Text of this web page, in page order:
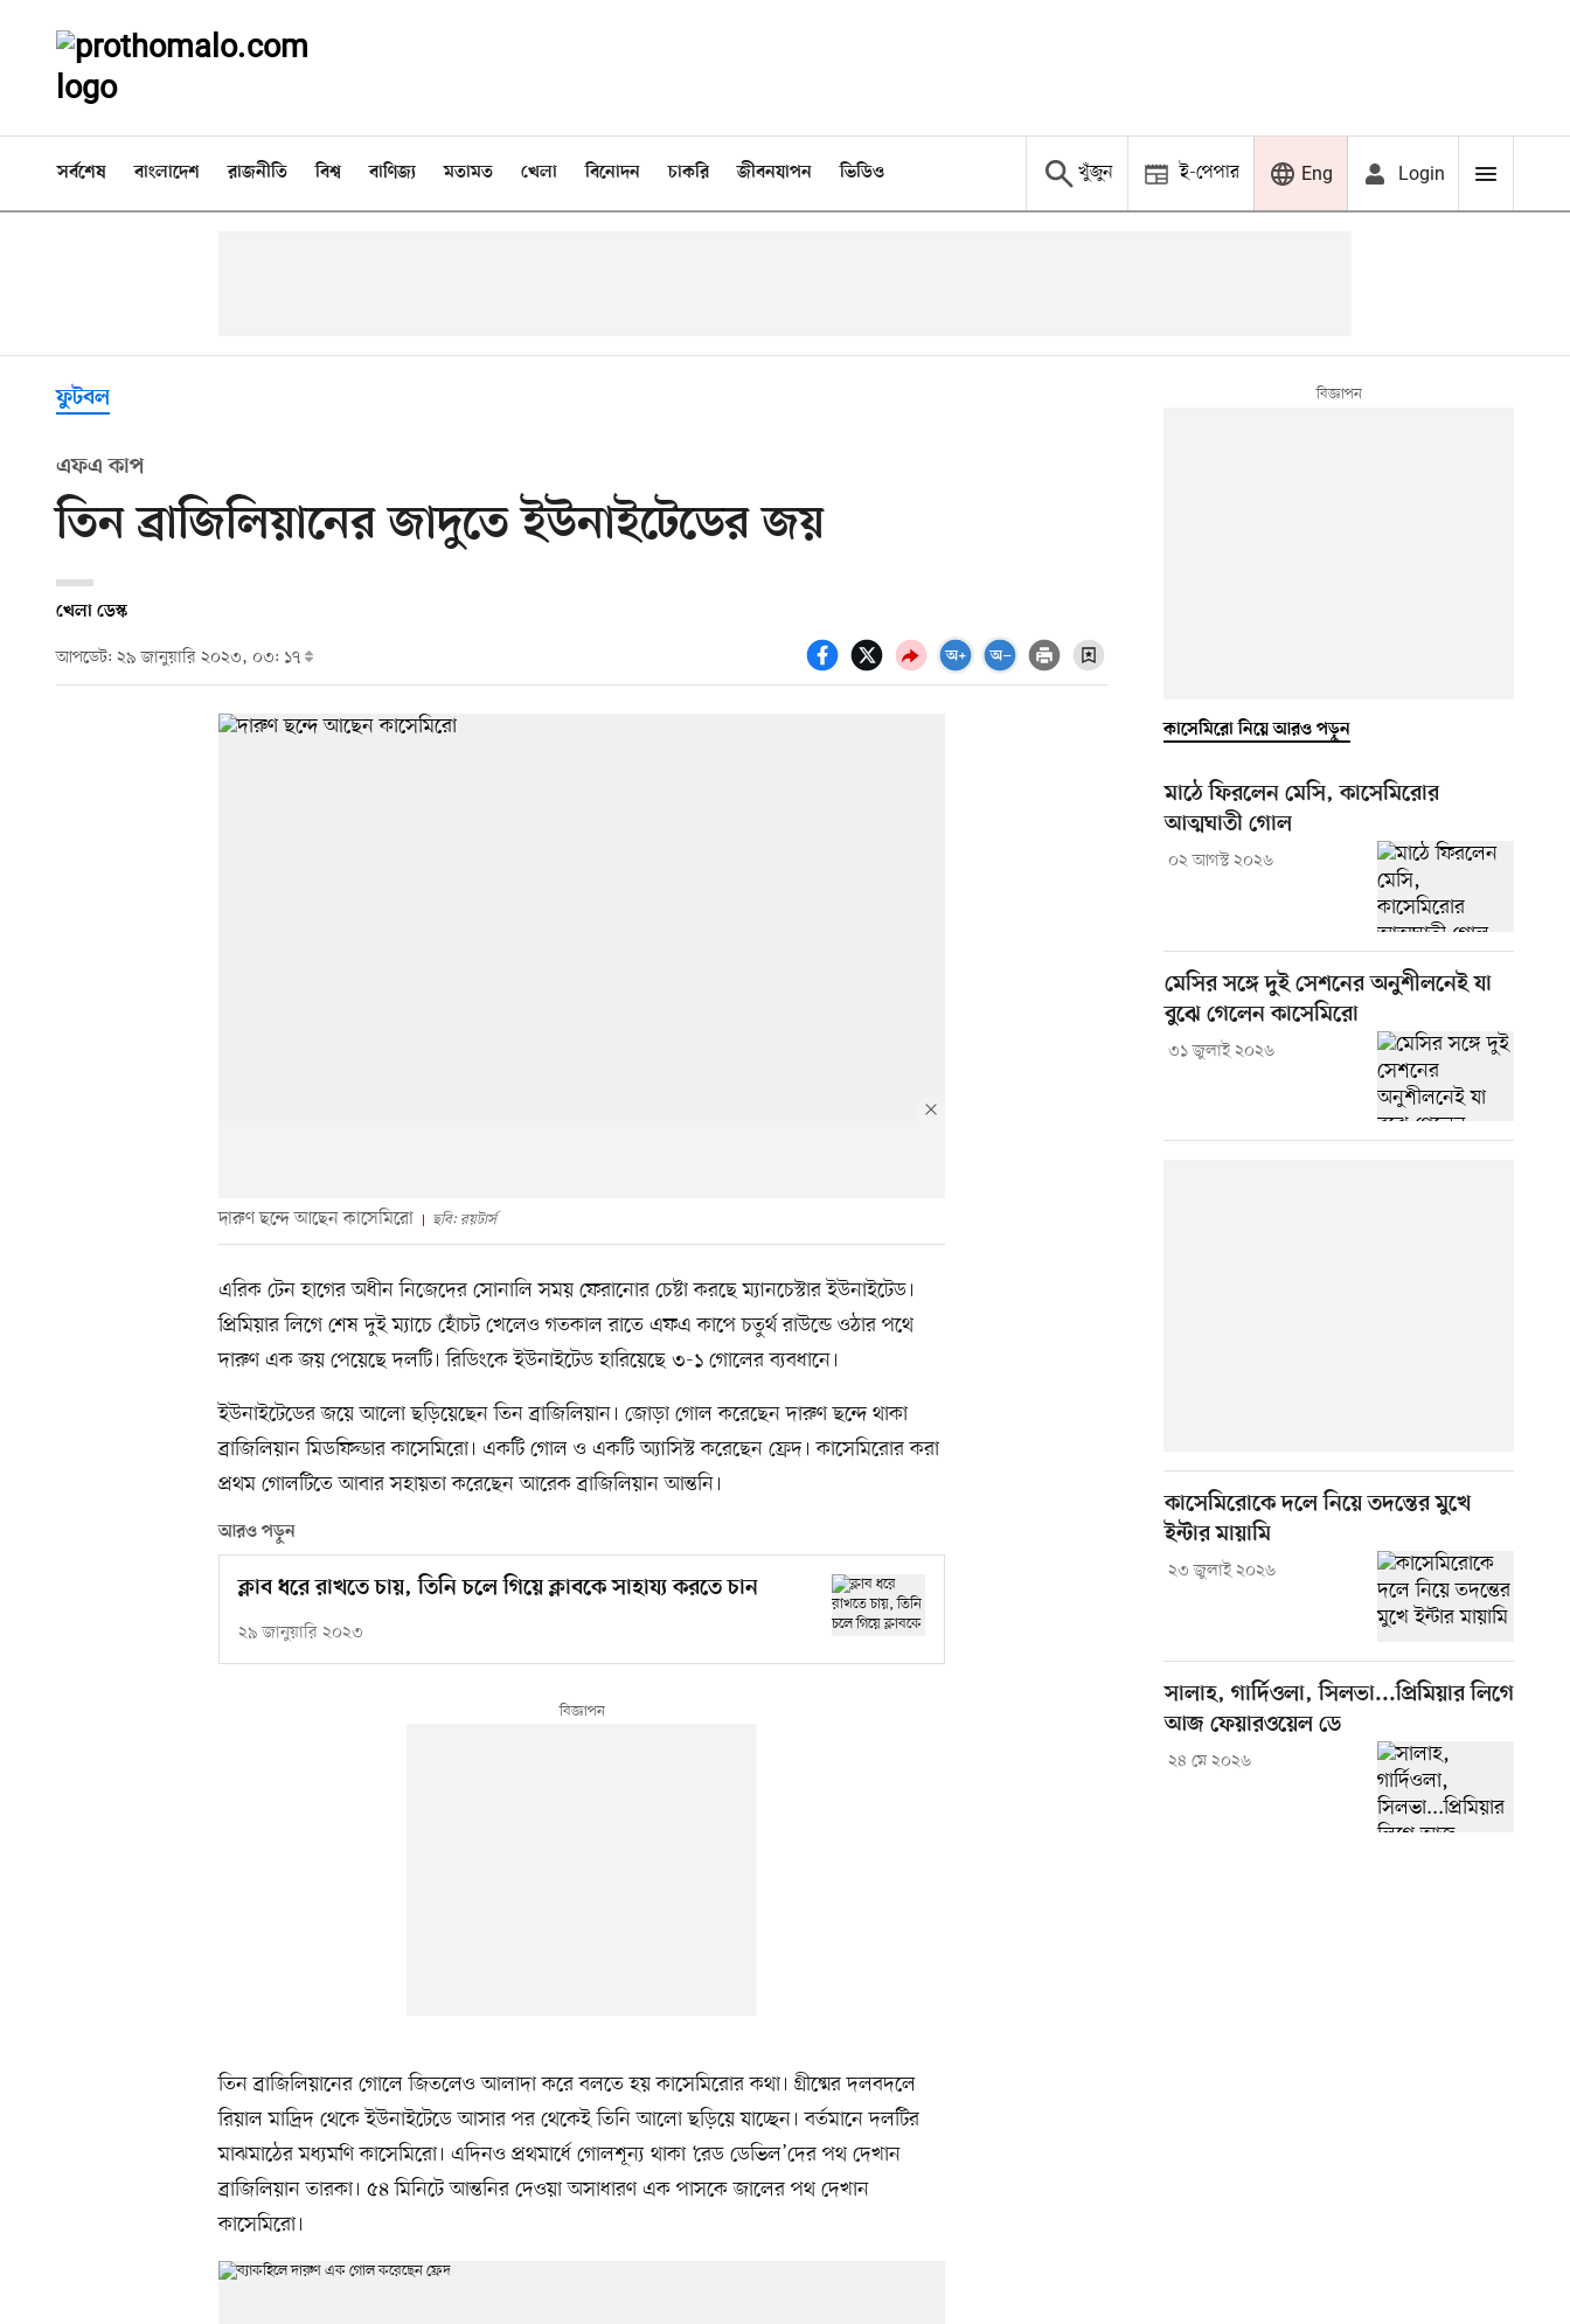
সর্বশেষ বাংলাদেশ রাজনীতি বিশ্ব বাণিজ্য মতামত খেলা বিনোদন চাকরি জীবনযাপন ভিডিও খুঁজুন ই-পেপার Eng Login
ফুটবল
এফএ কাপ
তিন ব্রাজিলিয়ানের জাদুতে ইউনাইটেডের জয়
খেলা ডেস্ক
আপডেট: ২৯ জানুয়ারি ২০২৩, ০৩: ১৭
দারুণ ছন্দে আছেন কাসেমিরো ছবি: রয়টার্স
এরিক টেন হাগের অধীন নিজেদের সোনালি সময় ফেরানোর চেষ্টা করছে ম্যানচেস্টার ইউনাইটেড।
প্রিমিয়ার লিগে শেষ দুই ম্যাচে হোঁচট খেলেও গতকাল রাতে এফএ কাপে চতুর্থ রাউন্ডে ওঠার পথে
দারুণ এক জয় পেয়েছে দলটি। রিডিংকে ইউনাইটেড হারিয়েছে ৩-১ গোলের ব্যবধানে।
ইউনাইটেডের জয়ে আলো ছড়িয়েছেন তিন ব্রাজিলিয়ান। জোড়া গোল করেছেন দারুণ ছন্দে থাকা
ব্রাজিলিয়ান মিডফিল্ডার কাসেমিরো। একটি গোল ও একটি অ্যাসিস্ট করেছেন ফ্রেদ। কাসেমিরোর করা
প্রথম গোলটিতে আবার সহায়তা করেছেন আরেক ব্রাজিলিয়ান আন্তনি।
আরও পড়ুন
ক্লাব ধরে রাখতে চায়, তিনি চলে গিয়ে ক্লাবকে সাহায্য করতে চান
২৯ জানুয়ারি ২০২৩
তিন ব্রাজিলিয়ানের গোলে জিতলেও আলাদা করে বলতে হয় কাসেমিরোর কথা। গ্রীষ্মের দলবদলে
রিয়াল মাদ্রিদ থেকে ইউনাইটেডে আসার পর থেকেই তিনি আলো ছড়িয়ে যাচ্ছেন। বর্তমানে দলটির
মাঝমাঠের মধ্যমণি কাসেমিরো। এদিনও প্রথমার্ধে গোলশূন্য থাকা ‘রেড ডেভিল’দের পথ দেখান
ব্রাজিলিয়ান তারকা। ৫৪ মিনিটে আন্তনির দেওয়া অসাধারণ এক পাসকে জালের পথ দেখান
কাসেমিরো।
কাসেমিরো নিয়ে আরও পড়ুন
মাঠে ফিরলেন মেসি, কাসেমিরোর
আত্মঘাতী গোল
০২ আগস্ট ২০২৬
মেসির সঙ্গে দুই সেশনের অনুশীলনেই যা
বুঝে গেলেন কাসেমিরো
৩১ জুলাই ২০২৬
কাসেমিরোকে দলে নিয়ে তদন্তের মুখে
ইন্টার মায়ামি
২৩ জুলাই ২০২৬
সালাহ, গার্দিওলা, সিলভা...প্রিমিয়ার লিগে
আজ ফেয়ারওয়েল ডে
২৪ মে ২০২৬